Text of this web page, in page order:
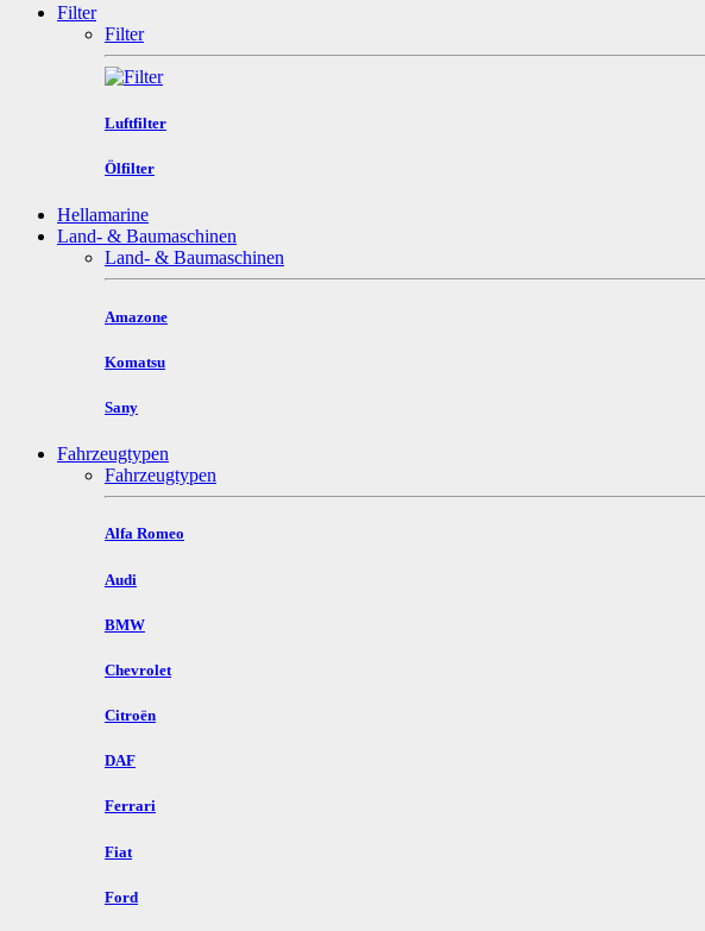
Filter
Filter
Luftfilter
Ölfilter
Hellamarine
Land- & Baumaschinen
Land- & Baumaschinen
Amazone
Komatsu
Sany
Fahrzeugtypen
Fahrzeugtypen
Alfa Romeo
Audi
BMW
Chevrolet
Citroën
DAF
Ferrari
Fiat
Ford